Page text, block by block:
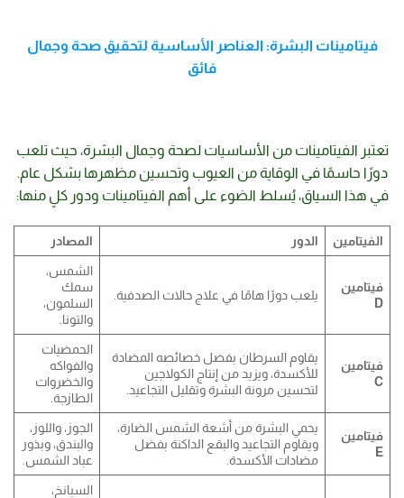
فيتامينات البشرة: العناصر الأساسية لتحقيق صحة وجمال
فائق
تعتبر الفيتامينات من الأساسيات لصحة وجمال البشرة، حيث تلعب
دورًا حاسمًا في الوقاية من العيوب وتحسين مظهرها بشكل عام.
في هذا السياق، يُسلط الضوء على أهم الفيتامينات ودور كلٍ منها:
الفيتامين الدور المصادر
فيتامين
D
يلعب دورًا هامًا في علاج حالات الصدفية.
الشمس،
سمك
السلمون،
والتونا.
فيتامين
C
يقاوم السرطان بفضل خصائصه المضادة
للأكسدة، ويزيد من إنتاج الكولاجين
لتحسين مرونة البشرة وتقليل التجاعيد.
الحمضيات
والفواكه
والخضروات
الطازجة.
فيتامين
E
يحمي البشرة من أشعة الشمس الضارة،
ويقاوم التجاعيد والبقع الداكنة بفضل
مضادات الأكسدة.
الجوز، واللوز،
والبندق، وبذور
عباد الشمس.
السبانخ،